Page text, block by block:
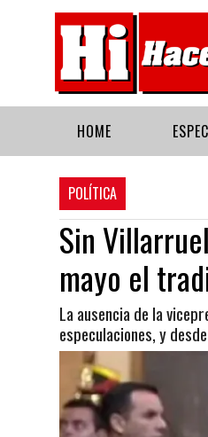
HOME
POLÍTICA
Sin
mayo el
La ausencia de la
especulaciones, y